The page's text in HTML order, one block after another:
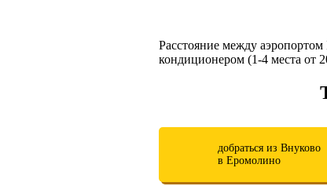
Расстояние между
кондиционером (1-4 места от
добраться из Внуково
в Еромолино